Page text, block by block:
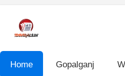
content
Home Gopalganj